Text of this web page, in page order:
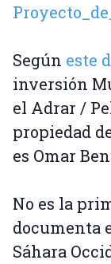
Según este
inversión
el Adrar /
propiedad
es Omar
No es la
documenta
Sáhara